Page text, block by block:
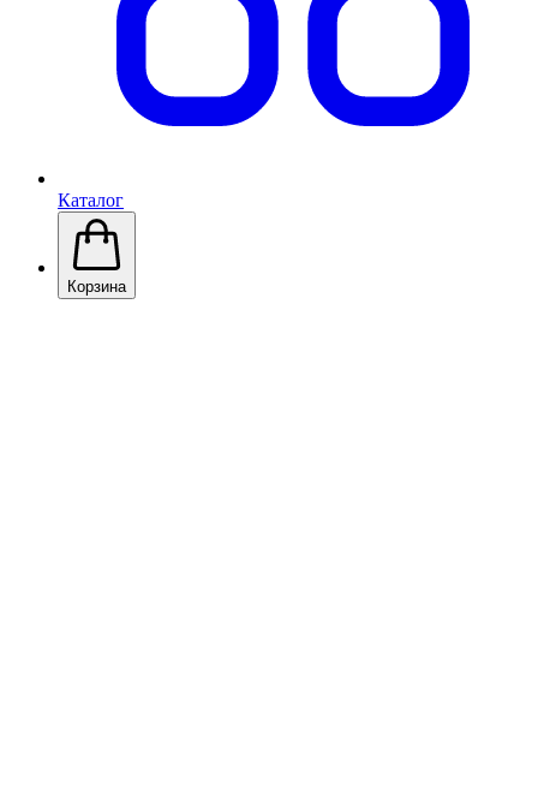
Каталог
Корзина